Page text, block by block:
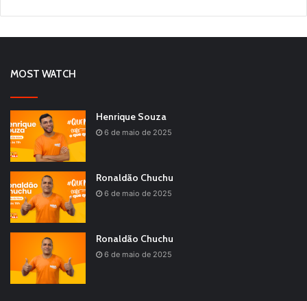
MOST WATCH
Henrique Souza
6 de maio de 2025
Ronaldão Chuchu
6 de maio de 2025
Ronaldão Chuchu
6 de maio de 2025